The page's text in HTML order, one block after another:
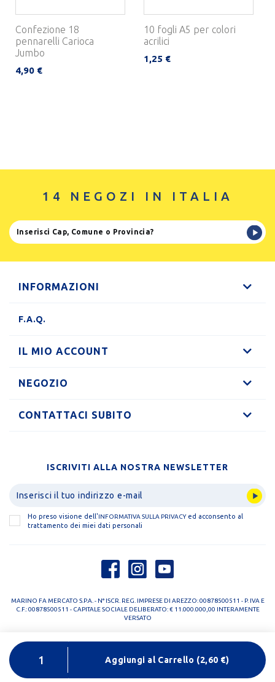
Aggiungi al Carrello (2,60 €)
Confezione 18
pennarelli Carioca
Jumbo
4,90 €
10 fogli A5 per colori
acrilici
1,25 €
14 NEGOZI IN ITALIA
INFORMAZIONI
F.A.Q.
IL MIO ACCOUNT
NEGOZIO
CONTATTACI SUBITO
ISCRIVITI ALLA NOSTRA NEWSLETTER
Ho preso visione dell'INFORMATIVA SULLA PRIVACYed acconsento al
trattamento dei miei dati personali
MARINO FA MERCATO S.P.A. - N° ISCR. REG. IMPRESE DI AREZZO: 00878500511 - P. IVA E
C.F.: 00878500511 - CAPITALE SOCIALE DELIBERATO: € 11.000.000,00 INTERAMENTE
VERSATO
PRIVACY POLICY
COOKIE POLICY